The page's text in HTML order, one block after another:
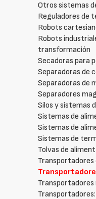
Otros sistemas
Reguladores de
Robots
Robots
transformación
Secadoras para
Separadoras de
Separadoras de
Separadores
Silos y sistemas
Sistemas de
Sistemas de
Sistemas de
Tolvas de
Transportadores